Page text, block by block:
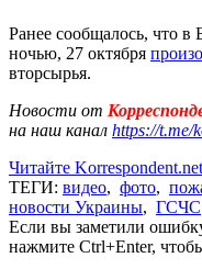
Ранее сообщалось, что в
ночью, 27 октября
вторсырья.
Новости от
на наш канал https://t.me/
Читайте
ТЕГИ: видео, фото,
новости Украины, ГСЧС
Если вы заметили
нажмите Ctrl+Enter,